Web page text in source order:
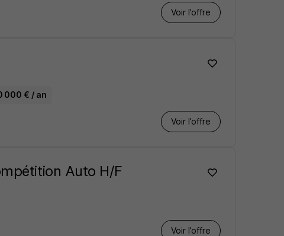
Voir l’offre
000 € / an
Voir l’offre
Auto H/F
Voir l’offre